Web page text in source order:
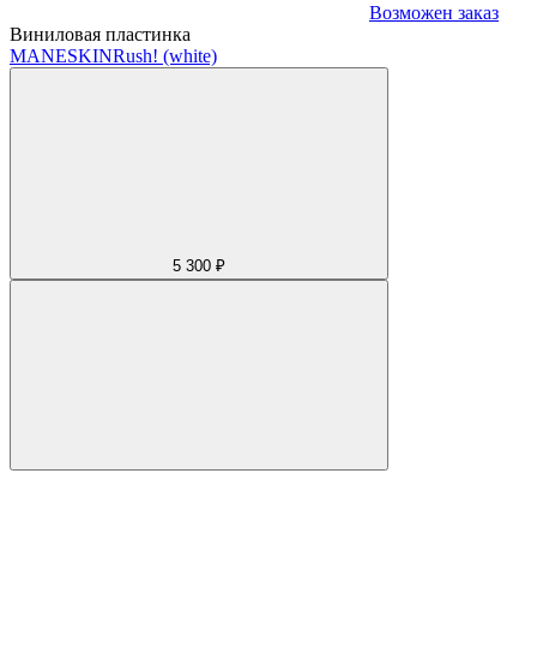
Возможен заказ
Виниловая пластинка
MANESKINRush! (white)
5 300 ₽